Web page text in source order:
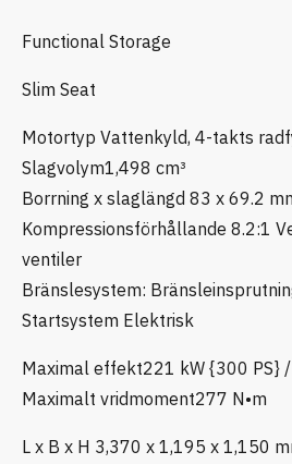
Functional Storage
Slim Seat
Motortyp Vattenkyld, 4-takts
Slagvolym1,498 cm³
Borrning x slaglängd 83 x 69.2
Kompressionsförhållande 8.2:1
ventiler
Bränslesystem:
Startsystem Elektrisk
Maximal effekt221 kW {300 PS}
Maximalt vridmoment277 N•m
L x B x H 3,370 x 1,195 x 1,150